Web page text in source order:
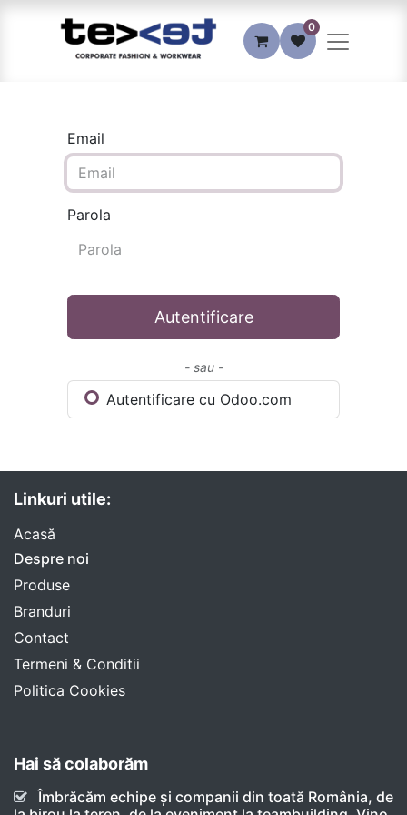
0
Email
Parola
Autentificare
- sau -
Autentificare cu Odoo.com
Linkuri utile:
Acasă​
Despre noi
Produse​
Branduri
​Contact
Termeni & Conditii
Politica Cookies
Hai să colaborăm
Îmbrăcăm echipe și companii din toată România, de